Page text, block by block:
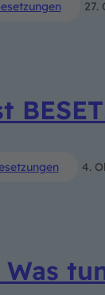
27.
4.